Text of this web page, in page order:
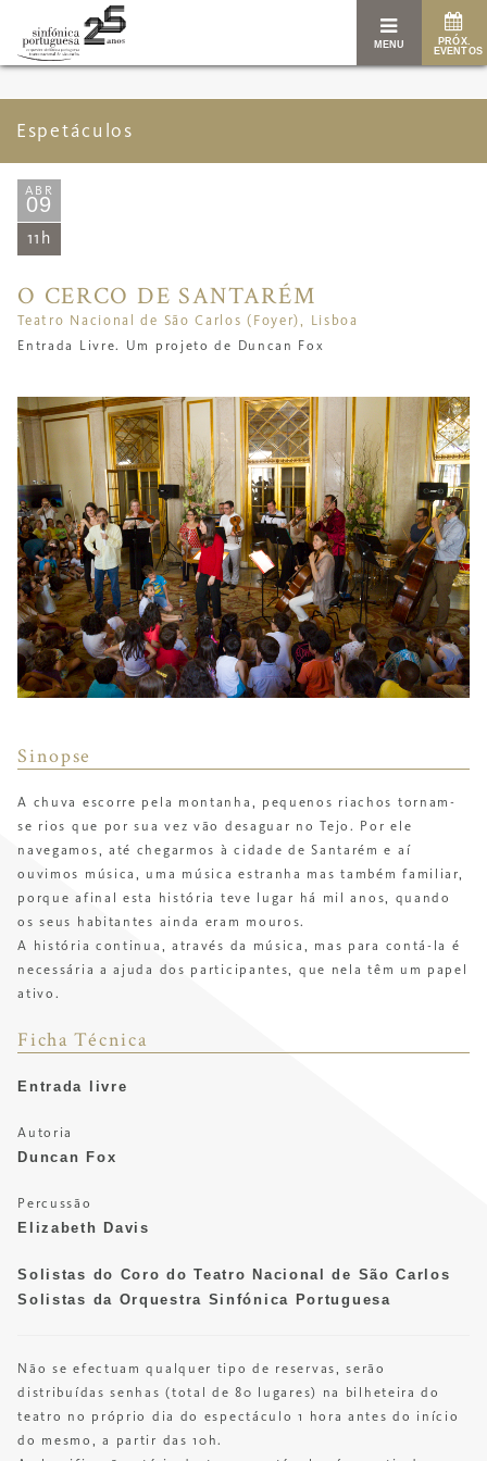
MENU
PRÓX.
EVENTOS
Espetáculos
ABR
09
11h
O CERCO DE SANTARÉM
Teatro Nacional de São Carlos (Foyer), Lisboa
Entrada Livre. Um projeto de Duncan Fox
Sinopse
A chuva escorre pela montanha, pequenos riachos tornam-
se rios que por sua vez vão desaguar no Tejo. Por ele
navegamos, até chegarmos à cidade de Santarém e aí
ouvimos música, uma música estranha mas também familiar,
porque afinal esta história teve lugar há mil anos, quando
os seus habitantes ainda eram mouros.
A história continua, através da música, mas para contá-la é
necessária a ajuda dos participantes, que nela têm um papel
ativo.
Ficha Técnica
Entrada livre
Autoria
Duncan Fox
Percussão
Elizabeth Davis
Solistas do Coro do Teatro Nacional de São Carlos
Solistas da Orquestra Sinfónica Portuguesa
Não se efectuam qualquer tipo de reservas, serão
distribuídas senhas (total de 80 lugares) na bilheteira do
teatro no próprio dia do espectáculo 1 hora antes do início
do mesmo, a partir das 10h.